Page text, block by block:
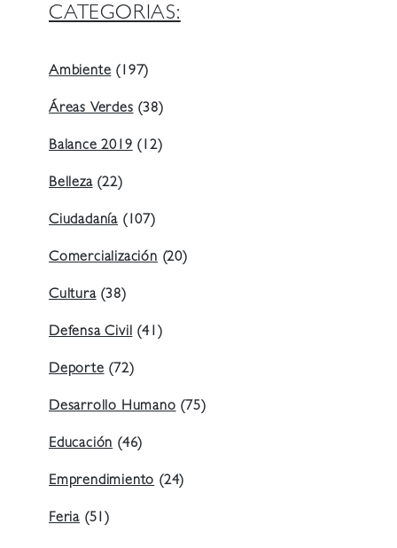
CATEGORIAS:
Ambiente (197)
Áreas Verdes (38)
Balance 2019 (12)
Belleza(22)
Ciudadanía (107)
Comercialización (20)
Cultura(38)
Defensa Civil (41)
Deporte (72)
Desarrollo Humano (75)
Educación (46)
Emprendimiento (24)
Feria (51)